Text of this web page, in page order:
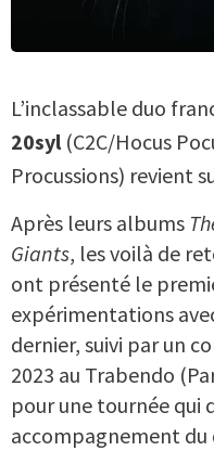
L’inclassable duo
20syl (C2C/Hocus
Procussions) revient
Après leurs albums
Giants, les voilà de
ont présenté le
expérimentations
dernier, suivi par un
2023 au Trabendo
pour une tournée qui
accompagnement